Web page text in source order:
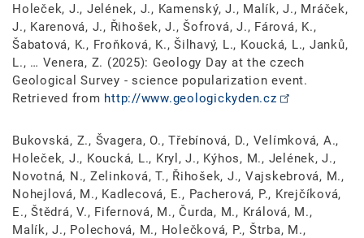
Holeček, J., Jelének, J., Kamenský, J., Malík, J., Mráček,
J., Karenová, J., Řihošek, J., Šofrová, J., Fárová, K.,
Šabatová, K., Froňková, K., Šilhavý, L., Koucká, L., Janků,
L., … Venera, Z. (2025): Geology Day at the czech
Geological Survey - science popularization event.
Retrieved from http://www.geologickyden.cz
Bukovská, Z., Švagera, O., Třebínová, D., Velímková, A.,
Holeček, J., Koucká, L., Kryl, J., Kýhos, M., Jelének, J.,
Novotná, N., Zelinková, T., Řihošek, J., Vajskebrová, M.,
Nohejlová, M., Kadlecová, E., Pacherová, P., Krejčíková,
E., Štědrá, V., Fifernová, M., Čurda, M., Králová, M.,
Malík, J., Polechová, M., Holečková, P., Štrba, M.,